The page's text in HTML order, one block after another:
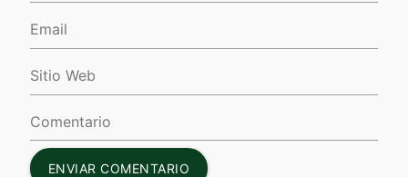
ENVIAR COMENTARIO